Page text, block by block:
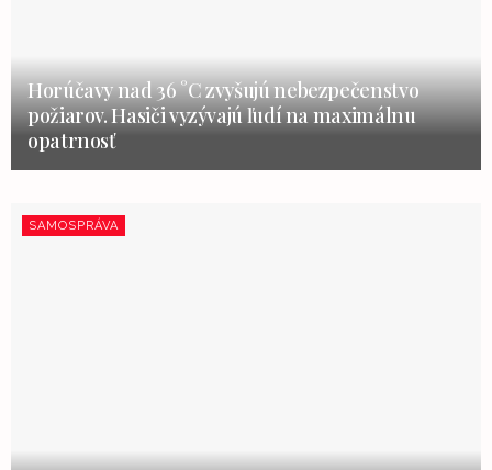
Horúčavy nad 36 °C zvyšujú nebezpečenstvo
požiarov. Hasiči vyzývajú ľudí na maximálnu
opatrnosť
SAMOSPRÁVA